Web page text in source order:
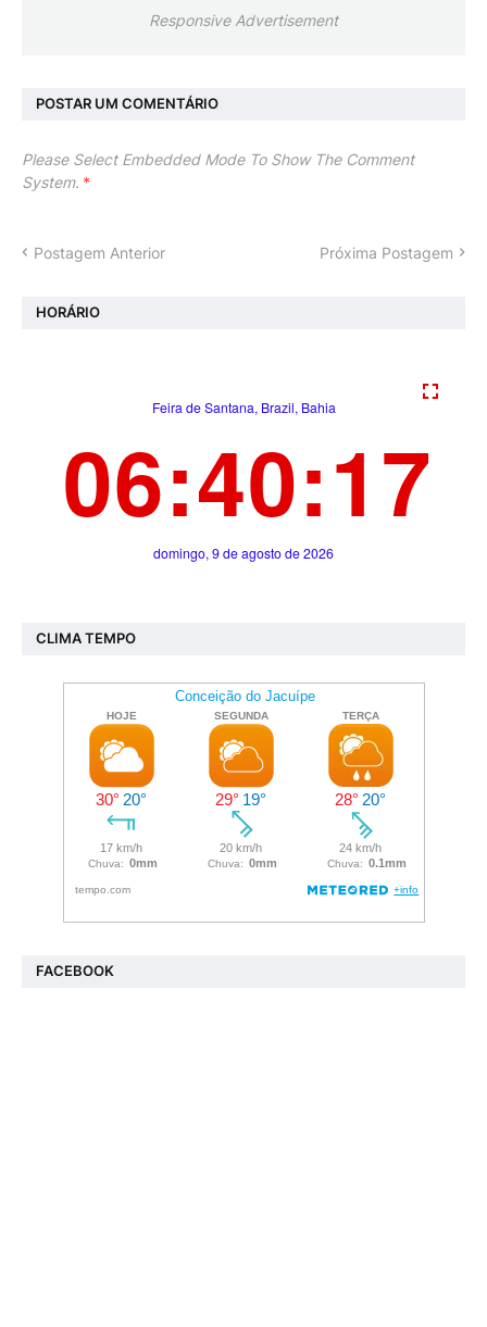
Responsive Advertisement
POSTAR UM COMENTÁRIO
Please Select Embedded Mode To Show The Comment
System. *
Postagem Anterior Próxima Postagem
HORÁRIO
CLIMA TEMPO
FACEBOOK